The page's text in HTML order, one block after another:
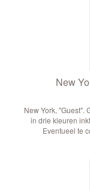
New
New York, "Guest".
in drie kleuren
Eventueel te